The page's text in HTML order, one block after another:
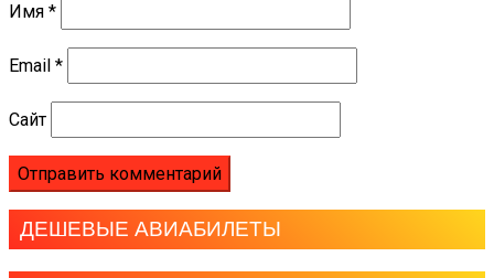
Имя *
Email *
Сайт
ДЕШЕВЫЕ АВИАБИЛЕТЫ